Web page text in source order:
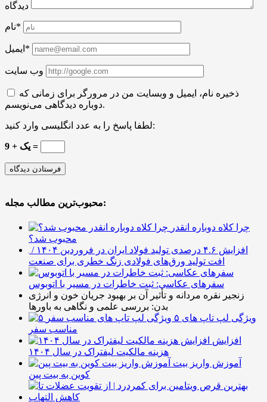
دیدگاه
نام*
ایمیل*
وب سایت
ذخیره نام، ایمیل و وبسایت من در مرورگر برای زمانی که
دوباره دیدگاهی می‌نویسم.
لطفا پاسخ را به عدد انگلیسی وارد کنید:
یک + 9 =
محبوب‌ترین مطالب مجله:
چرا کلاه دوباره انقدر
محبوب شد؟
افزایش ۴.۶ درصدی تولید فولاد ایران در فروردین ۱۴۰۴ /
افت تولید ورق‌های فولادی زنگ خطری برای صنعت
سفرهای عکاسی: ثبت خاطرات در مسیر با اتوبوس
زنجیر نقره مردانه و تأثیر آن بر بهبود جریان خون و انرژی
بدن: بررسی علمی و نگاهی به باورها
۵ ویژگی لپ تاپ های
مناسب سفر
افزایش
هزینه مالکیت لیفتراک در سال ۱۴۰۴
آموزش واریز بیت
کوین به بیت پین